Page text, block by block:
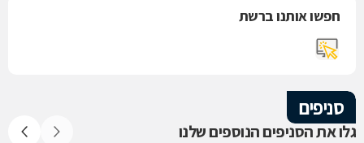
חפשו אותנו ברשת
סניפים
גלו את הסניפים הנוספים שלנו